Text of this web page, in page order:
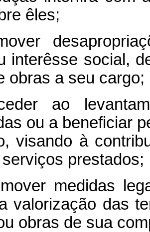
êles;
interêsse social,
obras a seu cargo;
ao
ou a beneficiar
visando à
prestados;
medidas
valorização das
obras de sua